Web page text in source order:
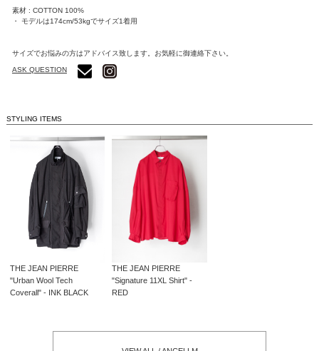
素材 : COTTON 100%
・ モデルは174cm/53kgでサイズ1着用
サイズでお悩みの方はアドバイス致します。お気軽に御連絡下さい。
ASK QUESTION
STYLING ITEMS
THE JEAN PIERRE
"Urban Wool Tech
Coverall" - INK BLACK
THE JEAN PIERRE
"Signature 11XL Shirt" -
RED